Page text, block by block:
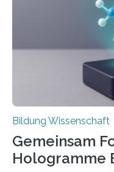
Organizational
Balázs Kovács,
Management. Die
dass Patente…
Bildung Wissenschaft
Gemeinsam
Hologramme